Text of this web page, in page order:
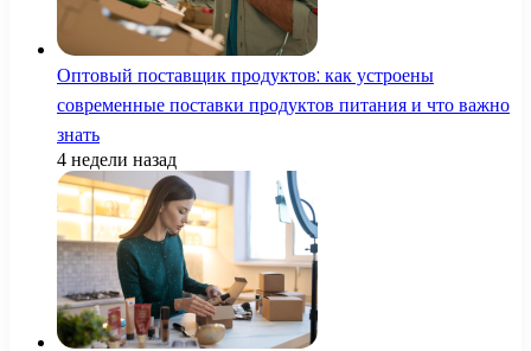
Оптовый поставщик продуктов: как устроены
современные поставки продуктов питания и что важно
знать
4 недели назад